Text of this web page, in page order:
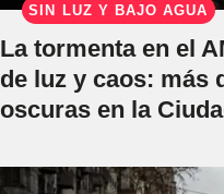
SIN LUZ Y BAJO AGUA
La tormenta en el
de luz y caos: más
oscuras en la